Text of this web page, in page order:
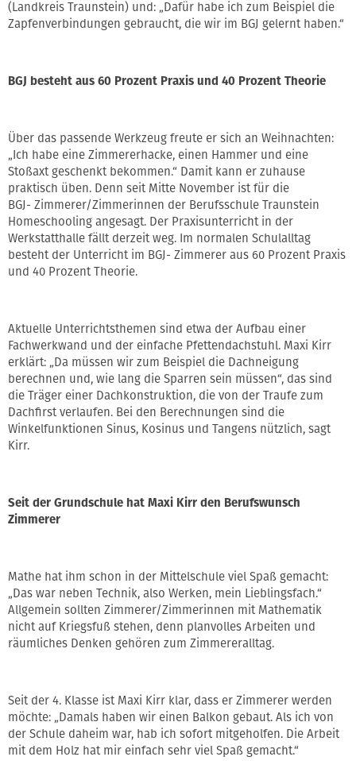
(Landkreis Traunstein) und: „Dafür habe ich zum Beispiel die
Zapfenverbindungen gebraucht, die wir im BGJ gelernt haben.“
BGJ besteht aus 60 Prozent Praxis und 40 Prozent Theorie
Über das passende Werkzeug freute er sich an Weihnachten:
„Ich habe eine Zimmererhacke, einen Hammer und eine
Stoßaxt geschenkt bekommen.“ Damit kann er zuhause
praktisch üben. Denn seit Mitte November ist für die
BGJ- Zimmerer/Zimmerinnen der Berufsschule Traunstein
Homeschooling angesagt. Der Praxisunterricht in der
Werkstatthalle fällt derzeit weg. Im normalen Schulalltag
besteht der Unterricht im BGJ- Zimmerer aus 60 Prozent Praxis
und 40 Prozent Theorie.
Aktuelle Unterrichtsthemen sind etwa der Aufbau einer
Fachwerkwand und der einfache Pfettendachstuhl. Maxi Kirr
erklärt: „Da müssen wir zum Beispiel die Dachneigung
berechnen und, wie lang die Sparren sein müssen“, das sind
die Träger einer Dachkonstruktion, die von der Traufe zum
Dachfirst verlaufen. Bei den Berechnungen sind die
Winkelfunktionen Sinus, Kosinus und Tangens nützlich, sagt
Kirr.
Seit der Grundschule hat Maxi Kirr den Berufswunsch
Zimmerer
Mathe hat ihm schon in der Mittelschule viel Spaß gemacht:
„Das war neben Technik, also Werken, mein Lieblingsfach.“
Allgemein sollten Zimmerer/Zimmerinnen mit Mathematik
nicht auf Kriegsfuß stehen, denn planvolles Arbeiten und
räumliches Denken gehören zum Zimmereralltag.
Seit der 4. Klasse ist Maxi Kirr klar, dass er Zimmerer werden
möchte: „Damals haben wir einen Balkon gebaut. Als ich von
der Schule daheim war, hab ich sofort mitgeholfen. Die Arbeit
mit dem Holz hat mir einfach sehr viel Spaß gemacht.“